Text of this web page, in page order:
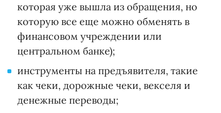
которая уже вышла из обращения, но
которую все еще можно обменять в
финансовом учреждении или
центральном банке);
инструменты на предъявителя, такие
как чеки, дорожные чеки, векселя и
денежные переводы;